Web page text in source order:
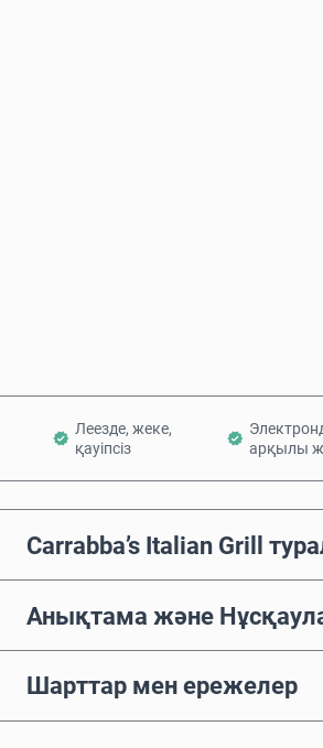
Леезде, жеке,
қауіпсіз
арқылы
Carrabba’s Italian Grill
Анықтама және
Шарттар мен ережелер